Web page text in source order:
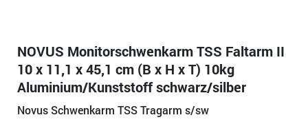
NOVUS Monitorschwenkarm TSS Faltarm II
10 x 11,1 x 45,1 cm (B x H x T) 10kg
Aluminium/Kunststoff schwarz/silber
Novus Schwenkarm TSS Tragarm s/sw